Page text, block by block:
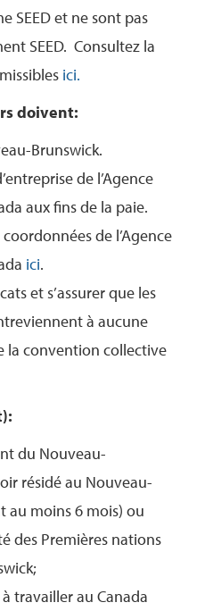
SEED et ne sont pas
SEED. Consultez la
ici.
doivent:
Brunswick.
de l’Agence
aux fins de la paie.
de l’Agence
ici.
et s’assurer que les
à aucune
la convention collective
du Nouveau-
résidé au Nouveau-
au moins 6 mois) ou
des Premières nations
travailler au Canada